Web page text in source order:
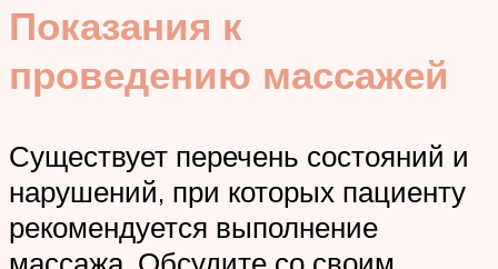
Показания к
проведению массажей
Существует перечень состояний и
нарушений, при которых пациенту
рекомендуется выполнение